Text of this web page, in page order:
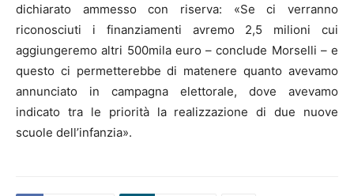
dichiarato ammesso con riserva: «Se ci verranno
riconosciuti i finanziamenti avremo 2,5 milioni cui
aggiungeremo altri 500mila euro – conclude Morselli – e
questo ci permetterebbe di matenere quanto avevamo
annunciato in campagna elettorale, dove avevamo
indicato tra le priorità la realizzazione di due nuove
scuole dell’infanzia».